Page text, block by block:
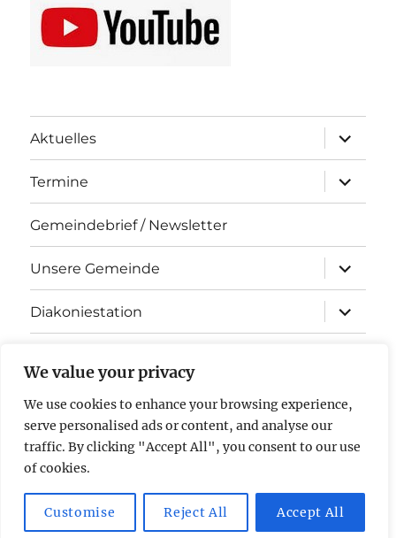
We value your privacy
We use cookies to enhance your browsing experience,
serve personalised ads or content, and analyse our
traffic. By clicking "Accept All", you consent to our use
of cookies.
Customise Reject All Accept All
Aktuelles
öffnen
Termine
öffnen
Gemeindebrief / Newsletter
Unsere Gemeinde
öffnen
Diakoniestation
öffnen
Kontakt
Impressum & Datenschutz
Evangelische Kirchengemeinde Stockstadt am Rhein
Mit
Stolz präsentiert von WordPress